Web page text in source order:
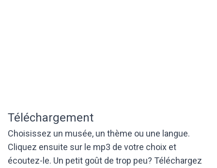
Téléchargement
Choisissez un musée, un thème ou une langue.
Cliquez ensuite sur le mp3 de votre choix et
écoutez-le. Un petit goût de trop peu? Téléchargez